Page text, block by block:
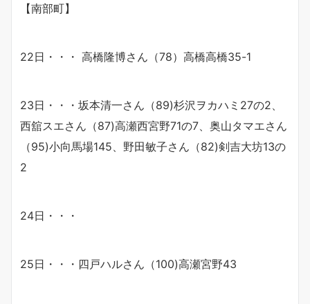
【南部町】
22日・・・ 高橋隆博さん（78）高橋高橋35-1
23日・・・坂本清一さん（89)杉沢ヲカハミ27の2、
西舘スエさん（87)高瀬西宮野71の7、奥山タマエさん
（95)小向馬場145、野田敏子さん（82)剣吉大坊13の
2
24日・・・
25日・・・四戸ハルさん（100)高瀬宮野43